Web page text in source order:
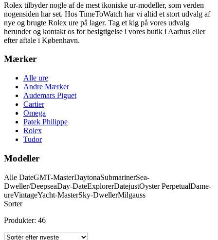
Rolex tilbyder nogle af de mest ikoniske ur-modeller, som verden
nogensiden har set. Hos TimeToWatch har vi altid et stort udvalg af
nye og brugte Rolex ure på lager. Tag et kig på vores udvalg
herunder og kontakt os for besigtigelse i vores butik i Aarhus eller
efter aftale i København.
Mærker
Alle ure
Andre Mærker
Audemars Piguet
Cartier
Omega
Patek Philippe
Rolex
Tudor
Modeller
Alle DateGMT-MasterDaytonaSubmarinerSea-
Dweller/DeepseaDay-DateExplorerDatejustOyster PerpetualDame-
ureVintageYacht-MasterSky-DwellerMilgauss
Sorter
Produkter: 46